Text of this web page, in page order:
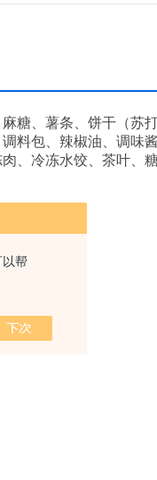
以帮
糖、薯条、饼干（苏
料包、辣椒油、调味
、冷冻水饺、茶叶、